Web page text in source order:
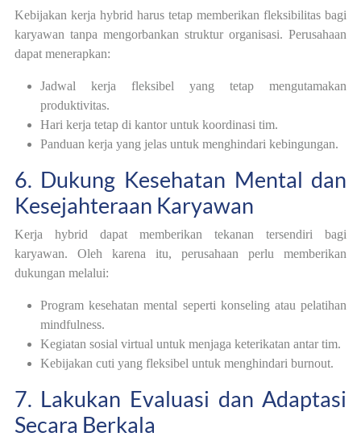
Kebijakan kerja hybrid harus tetap memberikan fleksibilitas bagi
karyawan tanpa mengorbankan struktur organisasi. Perusahaan
dapat menerapkan:
Jadwal kerja fleksibel yang tetap mengutamakan
produktivitas.
Hari kerja tetap di kantor untuk koordinasi tim.
Panduan kerja yang jelas untuk menghindari kebingungan.
6. Dukung Kesehatan Mental dan
Kesejahteraan Karyawan
Kerja hybrid dapat memberikan tekanan tersendiri bagi
karyawan. Oleh karena itu, perusahaan perlu memberikan
dukungan melalui:
Program kesehatan mental seperti konseling atau pelatihan
mindfulness.
Kegiatan sosial virtual untuk menjaga keterikatan antar tim.
Kebijakan cuti yang fleksibel untuk menghindari burnout.
7. Lakukan Evaluasi dan Adaptasi
Secara Berkala